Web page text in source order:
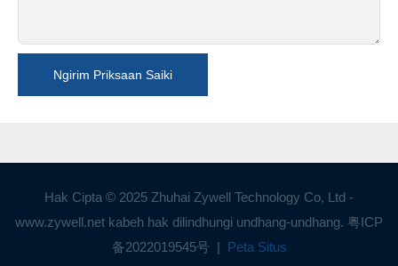
Ngirim Priksaan Saiki
Hak Cipta © 2025 Zhuhai Zywell Technology Co, Ltd -
www.zywell.net kabeh hak dilindhungi undhang-undhang. 粤ICP
备2022019545号 | Peta Situs